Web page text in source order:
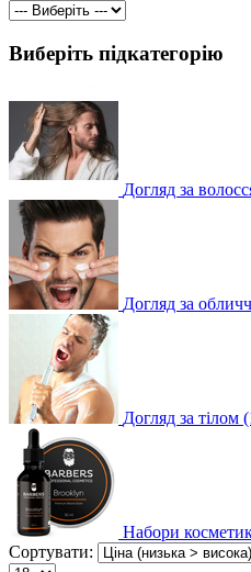
Виберіть підкатегорію
Догляд за
Догляд за
Догляд за тілом
Набори
Сортувати: